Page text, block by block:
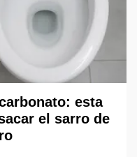
esta
el sarro de